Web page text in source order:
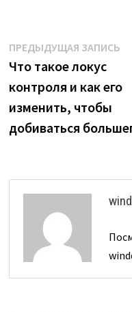
Навигация
по
записям
ПРЕДЫДУЩАЯ ЗАПИСЬ
Что такое локус
контроля и как его
изменить, чтобы
добиваться